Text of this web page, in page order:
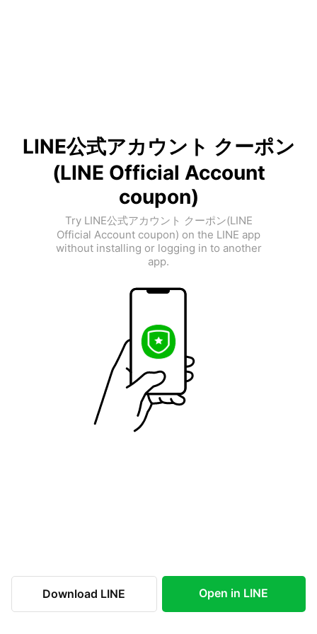
LINE公式アカウント クーポン
(LINE Official Account
coupon)
Try LINE公式アカウント クーポン(LINE
Official Account coupon) on the LINE app
without installing or logging in to another
app.
Download LINE Open in LINE